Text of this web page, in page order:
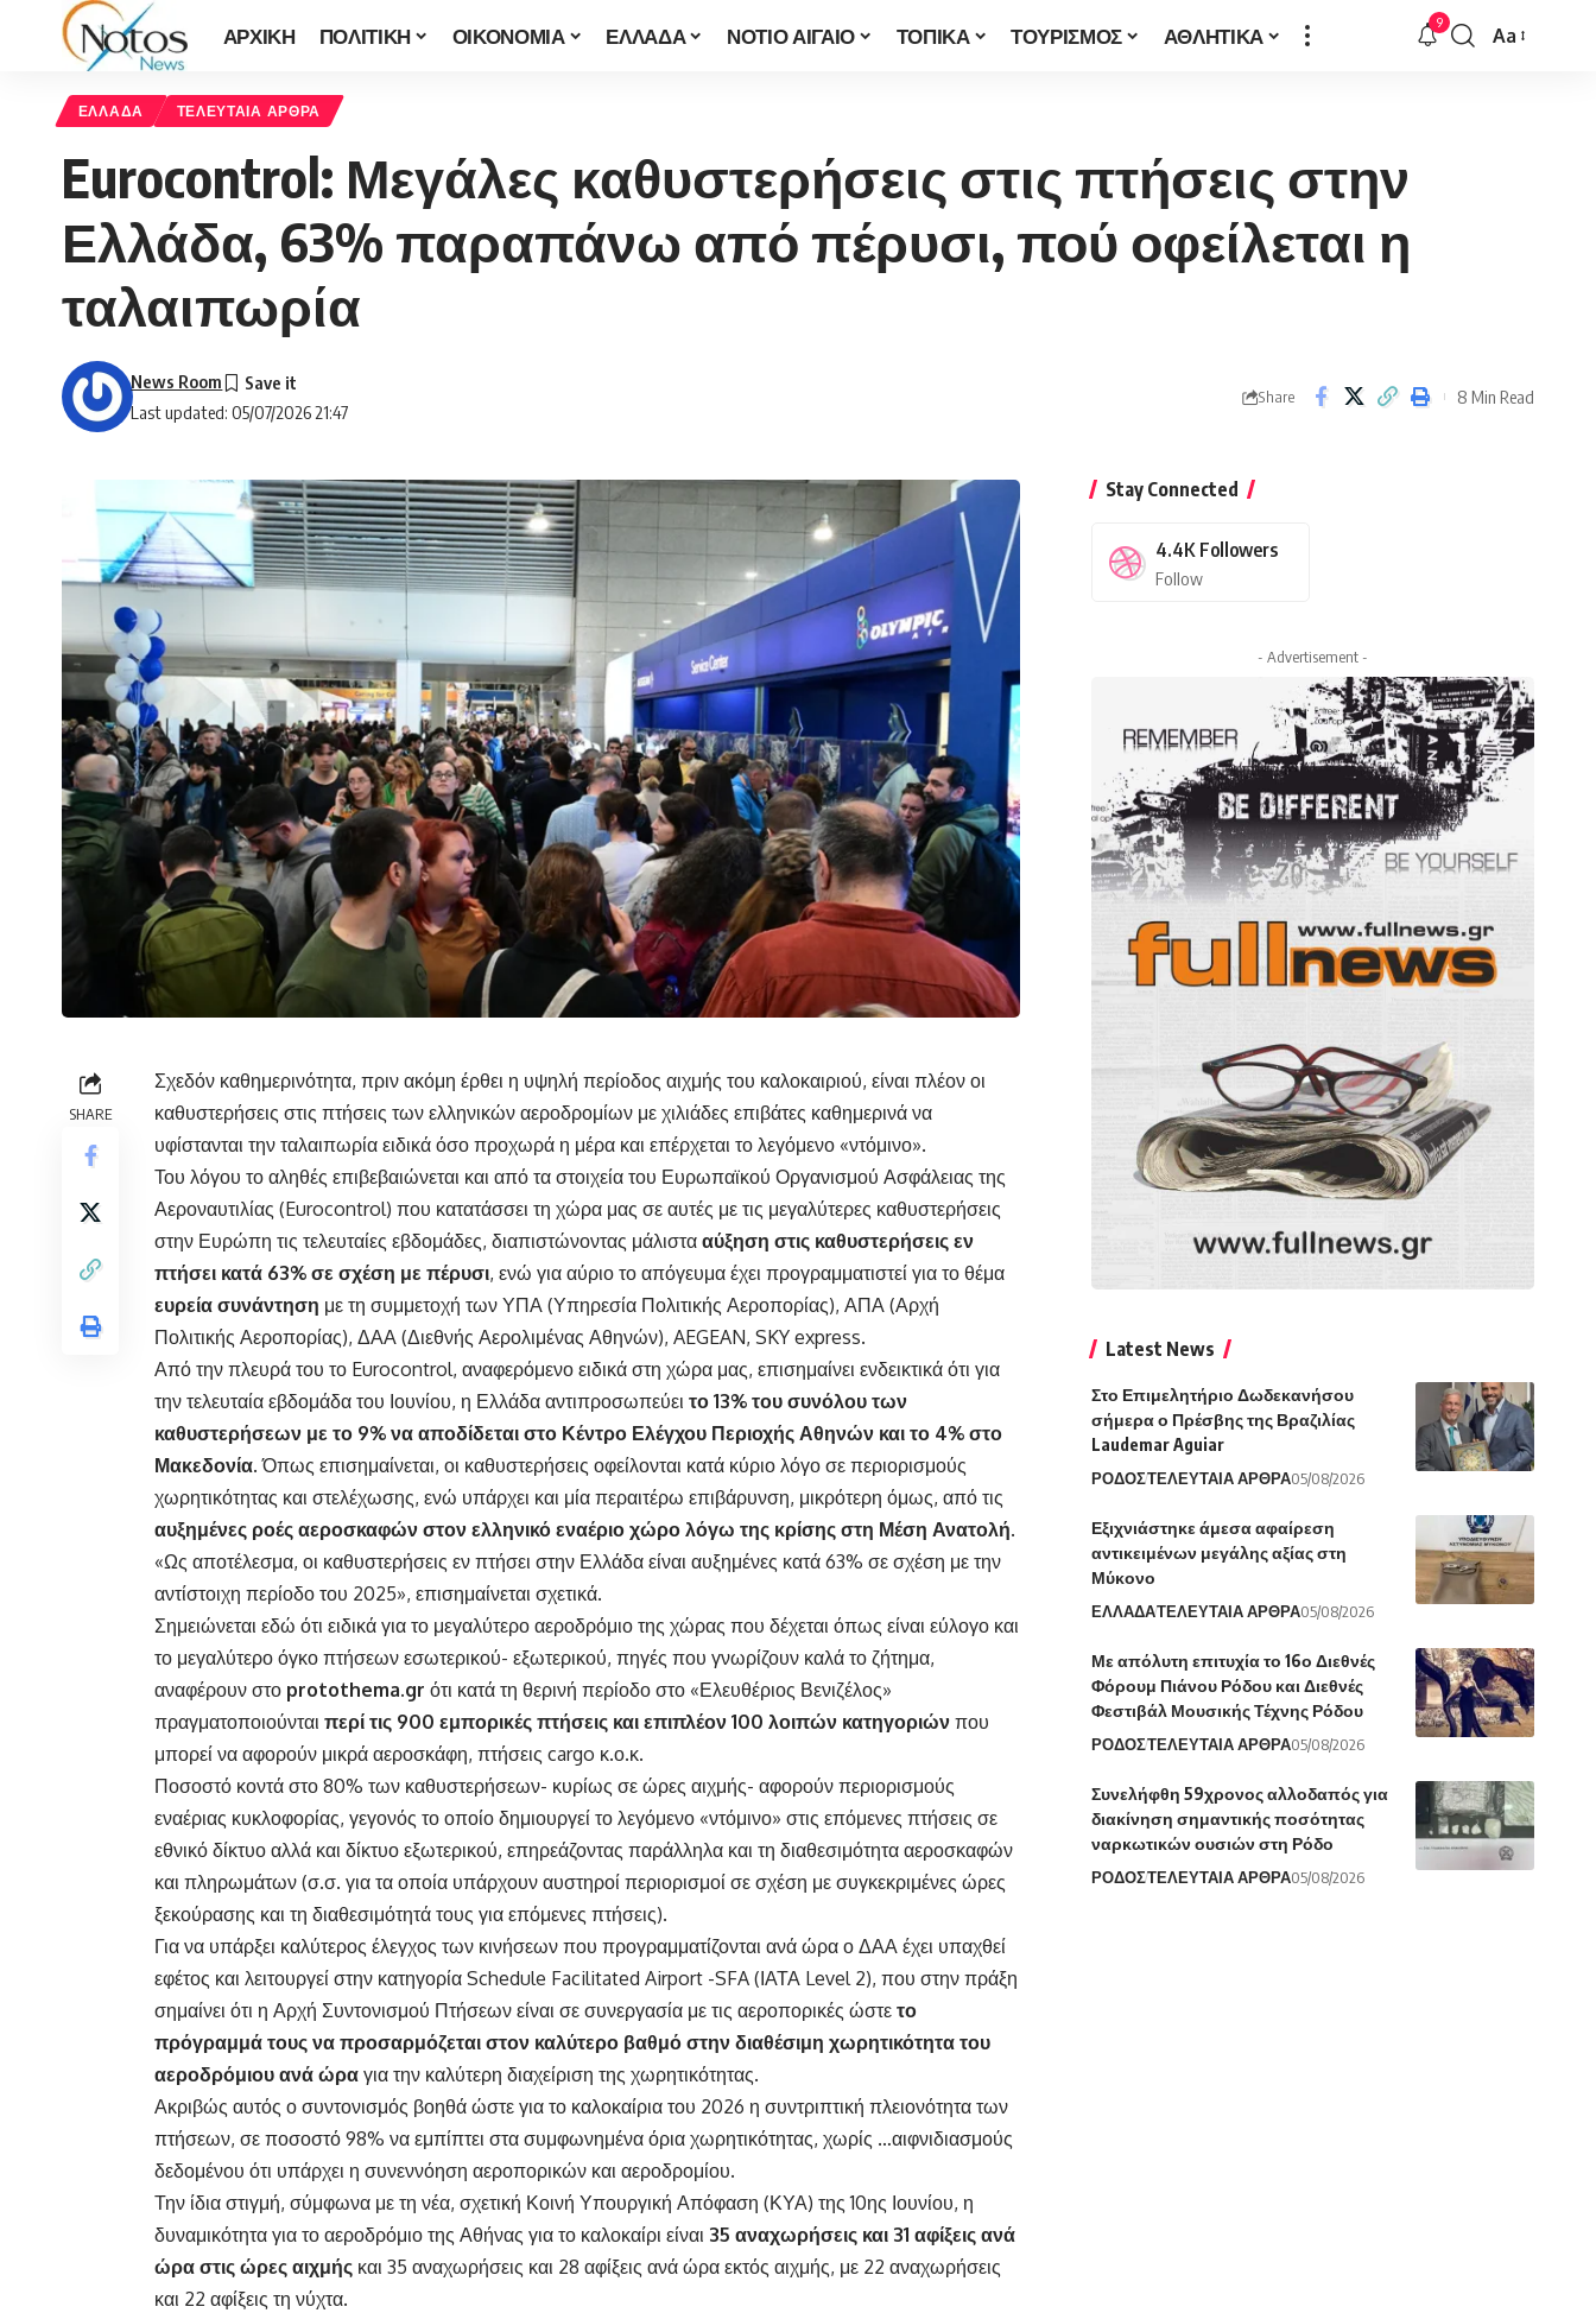
ΑΡΧΙΚΗ ΠΟΛΙΤΙΚΗ ΟΙΚΟΝΟΜΙΑ ΕΛΛΑΔΑ ΝΟΤΙΟ ΑΙΓΑΙΟ ΤΟΠΙΚΑ ΤΟΥΡΙΣΜΟΣ ΑΘΛΗΤΙΚΑ 9
Font
Aa
ΕΛΛΑΔΑ ΤΕΛΕΥΤΑΙΑ ΑΡΘΡΑ
Eurocontrol: Μεγάλες καθυστερήσεις στις πτήσεις στην
Ελλάδα, 63% παραπάνω από πέρυσι, πού οφείλεται η
ταλαιπωρία
Last updated: 05/07/2026 21:47
News Room
Share 8 Min Read
SHARE
Σχεδόν καθημερινότητα, πριν ακόμη έρθει η υψηλή περίοδος αιχμής του καλοκαιριού, είναι πλέον οι
καθυστερήσεις στις πτήσεις των ελληνικών αεροδρομίων με χιλιάδες επιβάτες καθημερινά να
υφίστανται την ταλαιπωρία ειδικά όσο προχωρά η μέρα και επέρχεται το λεγόμενο «ντόμινο».
Του λόγου το αληθές επιβεβαιώνεται και από τα στοιχεία του Ευρωπαϊκού Οργανισμού Ασφάλειας της
Αεροναυτιλίας (Eurocontrol) που κατατάσσει τη χώρα μας σε αυτές με τις μεγαλύτερες καθυστερήσεις
στην Ευρώπη τις τελευταίες εβδομάδες, διαπιστώνοντας μάλιστα αύξηση στις καθυστερήσεις εν
πτήσει κατά 63% σε σχέση με πέρυσι, ενώ για αύριο το απόγευμα έχει προγραμματιστεί για το θέμα
ευρεία συνάντηση με τη συμμετοχή των ΥΠΑ (Υπηρεσία Πολιτικής Αεροπορίας), ΑΠΑ (Αρχή
Πολιτικής Αεροπορίας), ΔΑΑ (Διεθνής Αερολιμένας Αθηνών), AEGEAN, SKY express.
Από την πλευρά του το Eurocontrol, αναφερόμενο ειδικά στη χώρα μας, επισημαίνει ενδεικτικά ότι για
την τελευταία εβδομάδα του Ιουνίου, η Ελλάδα αντιπροσωπεύει το 13% του συνόλου των
καθυστερήσεων με το 9% να αποδίδεται στο Κέντρο Ελέγχου Περιοχής Αθηνών και το 4% στο
Μακεδονία. Όπως επισημαίνεται, οι καθυστερήσεις οφείλονται κατά κύριο λόγο σε περιορισμούς
χωρητικότητας και στελέχωσης, ενώ υπάρχει και μία περαιτέρω επιβάρυνση, μικρότερη όμως, από τις
αυξημένες ροές αεροσκαφών στον ελληνικό εναέριο χώρο λόγω της κρίσης στη Μέση Ανατολή.
«Ως αποτέλεσμα, οι καθυστερήσεις εν πτήσει στην Ελλάδα είναι αυξημένες κατά 63% σε σχέση με την
αντίστοιχη περίοδο του 2025», επισημαίνεται σχετικά.
Σημειώνεται εδώ ότι ειδικά για το μεγαλύτερο αεροδρόμιο της χώρας που δέχεται όπως είναι εύλογο και
το μεγαλύτερο όγκο πτήσεων εσωτερικού- εξωτερικού, πηγές που γνωρίζουν καλά το ζήτημα,
αναφέρουν στο protothema.gr ότι κατά τη θερινή περίοδο στο «Ελευθέριος Βενιζέλος»
πραγματοποιούνται περί τις 900 εμπορικές πτήσεις και επιπλέον 100 λοιπών κατηγοριών που
μπορεί να αφορούν μικρά αεροσκάφη, πτήσεις cargo κ.ο.κ.
Ποσοστό κοντά στο 80% των καθυστερήσεων- κυρίως σε ώρες αιχμής- αφορούν περιορισμούς
εναέριας κυκλοφορίας, γεγονός το οποίο δημιουργεί το λεγόμενο «ντόμινο» στις επόμενες πτήσεις σε
εθνικό δίκτυο αλλά και δίκτυο εξωτερικού, επηρεάζοντας παράλληλα και τη διαθεσιμότητα αεροσκαφών
και πληρωμάτων (σ.σ. για τα οποία υπάρχουν αυστηροί περιορισμοί σε σχέση με συγκεκριμένες ώρες
ξεκούρασης και τη διαθεσιμότητά τους για επόμενες πτήσεις).
Για να υπάρξει καλύτερος έλεγχος των κινήσεων που προγραμματίζονται ανά ώρα ο ΔΑΑ έχει υπαχθεί
εφέτος και λειτουργεί στην κατηγορία Schedule Facilitated Airport -SFA (ΙΑΤΑ Level 2), που στην πράξη
σημαίνει ότι η Αρχή Συντονισμού Πτήσεων είναι σε συνεργασία με τις αεροπορικές ώστε το
πρόγραμμά τους να προσαρμόζεται στον καλύτερο βαθμό στην διαθέσιμη χωρητικότητα του
αεροδρόμιου ανά ώρα για την καλύτερη διαχείριση της χωρητικότητας.
Ακριβώς αυτός ο συντονισμός βοηθά ώστε για το καλοκαίρια του 2026 η συντριπτική πλειονότητα των
πτήσεων, σε ποσοστό 98% να εμπίπτει στα συμφωνημένα όρια χωρητικότητας, χωρίς …αιφνιδιασμούς
δεδομένου ότι υπάρχει η συνεννόηση αεροπορικών και αεροδρομίου.
Την ίδια στιγμή, σύμφωνα με τη νέα, σχετική Κοινή Υπουργική Απόφαση (ΚΥΑ) της 10ης Ιουνίου, η
δυναμικότητα για το αεροδρόμιο της Αθήνας για το καλοκαίρι είναι 35 αναχωρήσεις και 31 αφίξεις ανά
ώρα στις ώρες αιχμής και 35 αναχωρήσεις και 28 αφίξεις ανά ώρα εκτός αιχμής, με 22 αναχωρήσεις
και 22 αφίξεις τη νύχτα.
Stay Connected
4.4K Followers
Follow
- Advertisement -
Latest News
Στο Επιμελητήριο Δωδεκανήσου
σήμερα ο Πρέσβης της Βραζιλίας
Laudemar Aguiar
ΡΟΔΟΣΤΕΛΕΥΤΑΙΑ ΑΡΘΡΑ05/08/2026
Εξιχνιάστηκε άμεσα αφαίρεση
αντικειμένων μεγάλης αξίας στη
Μύκονο
ΕΛΛΑΔΑΤΕΛΕΥΤΑΙΑ ΑΡΘΡΑ05/08/2026
Με απόλυτη επιτυχία το 16ο Διεθνές
Φόρουμ Πιάνου Ρόδου και Διεθνές
Φεστιβάλ Μουσικής Τέχνης Ρόδου
ΡΟΔΟΣΤΕΛΕΥΤΑΙΑ ΑΡΘΡΑ05/08/2026
Συνελήφθη 59χρονος αλλοδαπός για
διακίνηση σημαντικής ποσότητας
ναρκωτικών ουσιών στη Ρόδο
ΡΟΔΟΣΤΕΛΕΥΤΑΙΑ ΑΡΘΡΑ05/08/2026